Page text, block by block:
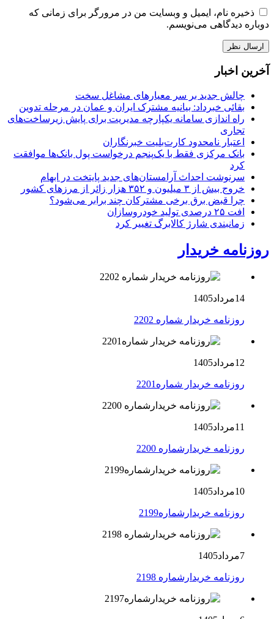
ذخیره نام، ایمیل و وبسایت من در مرورگر برای زمانی که
دوباره دیدگاهی می‌نویسم.
آخرین اخبار
چالش جدید بر سر معیارهای مشاغل سخت
بقائی خبرداد: بیانیه مشترک ایران و عمان در مرحله تدوین
راه اندازی سامانه یکپارچه مدیریت برای پایش زیرساخت‌های
تجاری
اعتبار نامحدود کارت‌بلیت خبرنگاران
بانک مرکزی فقط با یک‌‎پنجم درخواست پول بانک‌ها موافقت
کرد
سرنوشت احداث آرامستان‌های جدید پایتخت در ابهام
خروج بیش از ۳ میلیون و ۳۵۲ هزار زائر از مرزهای کشور
چرا قبض برق برخی مشترکان چند برابر می‌شود؟
افت ۲۵ درصدی تولید خودروسازان
زمانبندی شارژ کالابرگ تغییر کرد
روزنامه خریدار
14مرداد1405
روزنامه خریدار شماره 2202
12مرداد1405
روزنامه خریدار شماره2201
11مرداد1405
روزنامه خریدارشماره 2200
10مرداد1405
روزنامه خریدارشماره2199
7مرداد1405
روزنامه خریدارشماره 2198